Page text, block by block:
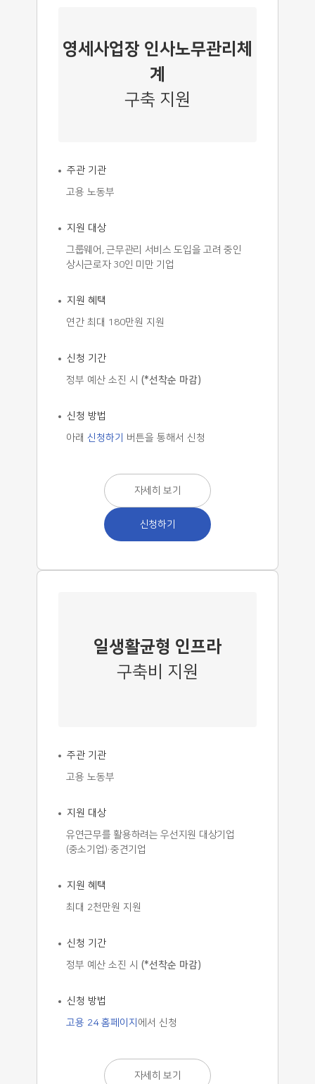
영세사업장 인사노무관리체
계
구축 지원
주관 기관
고용 노동부
지원 대상
그룹웨어, 근무관리 서비스 도입을 고려 중인
상시근로자 30인 미만 기업
지원 혜택
연간 최대 180만원 지원
신청 기간
정부 예산 소진 시 (*선착순 마감)
신청 방법
아래 신청하기 버튼을 통해서 신청
자세히 보기
신청하기
일생활균형 인프라
구축비 지원
주관 기관
고용 노동부
지원 대상
유연근무를 활용하려는 우선지원 대상기업
(중소기업)·중견기업
지원 혜택
최대 2천만원 지원
신청 기간
정부 예산 소진 시 (*선착순 마감)
신청 방법
고용 24 홈페이지 에서 신청
자세히 보기